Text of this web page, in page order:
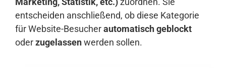
entscheiden anschließend, ob diese Kategorie
für Website-Besucherautomatisch geblockt
oderzugelassenwerden sollen.